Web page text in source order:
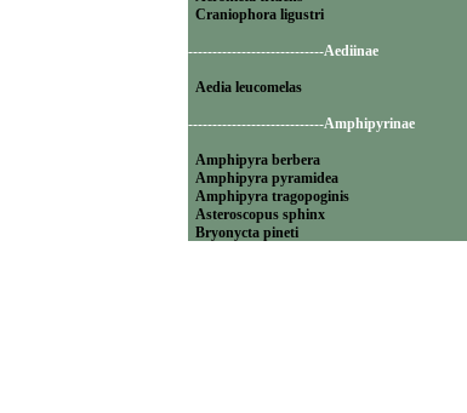
Craniophora ligustri
----------------------------Aediinae
Aedia leucomelas
----------------------------Amphipyrinae
Amphipyra berbera
Amphipyra pyramidea
Amphipyra tragopoginis
Asteroscopus sphinx
Bryonycta pineti